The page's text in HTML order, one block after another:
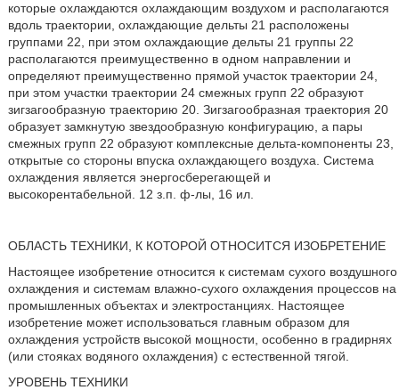
которые охлаждаются охлаждающим воздухом и располагаются
вдоль траектории, охлаждающие дельты 21 расположены
группами 22, при этом охлаждающие дельты 21 группы 22
располагаются преимущественно в одном направлении и
определяют преимущественно прямой участок траектории 24,
при этом участки траектории 24 смежных групп 22 образуют
зигзагообразную траекторию 20. Зигзагообразная траектория 20
образует замкнутую звездообразную конфигурацию, а пары
смежных групп 22 образуют комплексные дельта-компоненты 23,
открытые со стороны впуска охлаждающего воздуха. Система
охлаждения является энергосберегающей и
высокорентабельной. 12 з.п. ф-лы, 16 ил.
ОБЛАСТЬ ТЕХНИКИ, К КОТОРОЙ ОТНОСИТСЯ ИЗОБРЕТЕНИЕ
Настоящее изобретение относится к системам сухого воздушного
охлаждения и системам влажно-сухого охлаждения процессов на
промышленных объектах и электростанциях. Настоящее
изобретение может использоваться главным образом для
охлаждения устройств высокой мощности, особенно в градирнях
(или стояках водяного охлаждения) с естественной тягой.
УРОВЕНЬ ТЕХНИКИ